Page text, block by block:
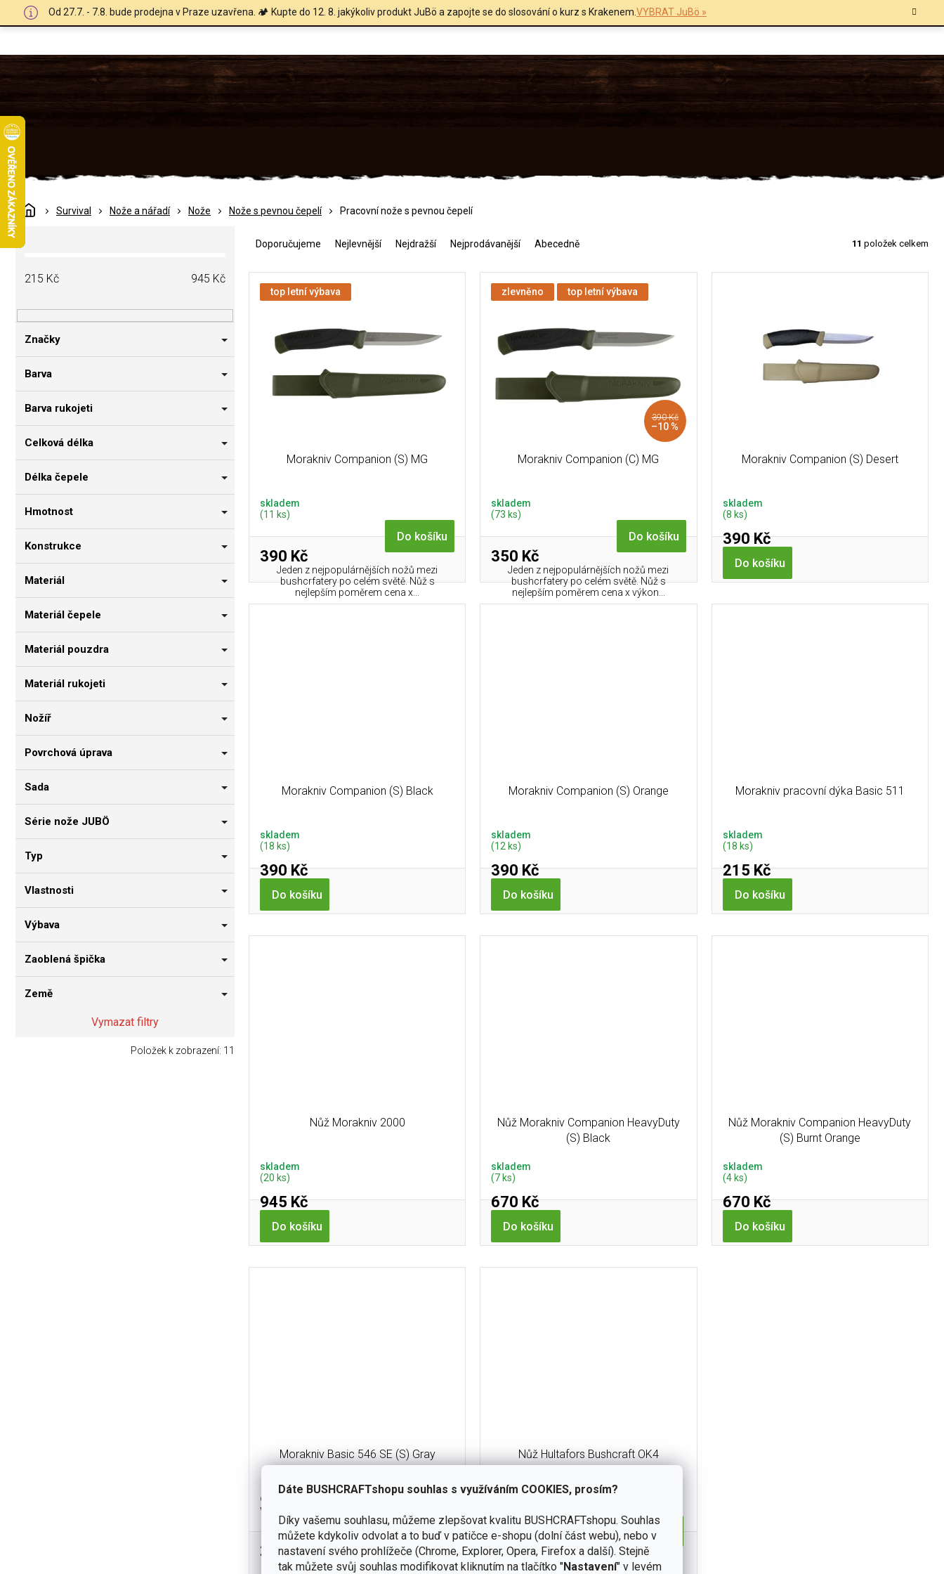
Dáte BUSHCRAFTshopu souhlas s využíváním COOKIES, prosím?
Díky vašemu souhlasu, můžeme zlepšovat kvalitu BUSHCRAFTshopu. Souhlas
můžete kdykoliv odvolat a to buď v patičce e-shopu (dolní část webu), nebo v
nastavení svého prohlížeče (Chrome, Explorer, Opera, Firefox a další). Stejně
tak můžete svůj souhlas modifikovat kliknutím na tlačítko "Nastavení" v levém
Od 27.7. - 7.8. bude prodejna v Praze uzavřena. 🏕️ Kupte do 12. 8. jakýkoliv produkt JuBö a zapojte se do slosování o kurz s Krakenem.VYBRAT JuBö »
DomůSurvival Nože a nářadí Nože Nože s pevnou čepelí Pracovní nože s pevnou čepelí
P
o
a
n
í
a
215 Kč 945 Kč
Značky
Barva
Barva rukojeti
Celková délka
Délka čepele
Hmotnost
Konstrukce
Materiál
Materiál čepele
Materiál pouzdra
Materiál rukojeti
Nožíř
Povrchová úprava
Sada
Série nože JUBÖ
Typ
Vlastnosti
Výbava
Zaoblená špička
Země
Vymazat filtry
Položek k zobrazení: 11
e
Doporučujeme Nejlevnější Nejdražší Nejprodávanější Abecedně 11 položek celkem
top letní výbava
Morakniv Companion (S) MG
skladem
(11 ks)
390 Kč
Do košíku
Jeden z nejpopulárnějších nožů mezi
bushcrfatery po celém světě. Nůž s
nejlepším poměrem cena x...
zlevněno top letní výbava
390 Kč
–10 %
Morakniv Companion (C) MG
skladem
(73 ks)
350 Kč
Do košíku
Jeden z nejpopulárnějších nožů mezi
bushcrfatery po celém světě. Nůž s
nejlepším poměrem cena x výkon...
Morakniv Companion (S) Desert
skladem
(8 ks)
390 Kč
Do košíku
Morakniv Companion (S) Black
skladem
(18 ks)
390 Kč
Do košíku
Morakniv Companion (S) Orange
skladem
(12 ks)
390 Kč
Do košíku
Morakniv pracovní dýka Basic 511
skladem
(18 ks)
215 Kč
Do košíku
Nůž Morakniv 2000
skladem
(20 ks)
945 Kč
Do košíku
Nůž Morakniv Companion HeavyDuty
(S) Black
skladem
(7 ks)
670 Kč
Do košíku
Nůž Morakniv Companion HeavyDuty
(S) Burnt Orange
skladem
(4 ks)
670 Kč
Do košíku
Morakniv Basic 546 SE (S) Gray
dočasně
vyprodáno
295 Kč
Detail
Švédský pracovní nůž s 206 mm dlouhou
Nůž Hultafors Bushcraft OK4
695 Kč
Detail
Silný a odolný bushcraftový nůž